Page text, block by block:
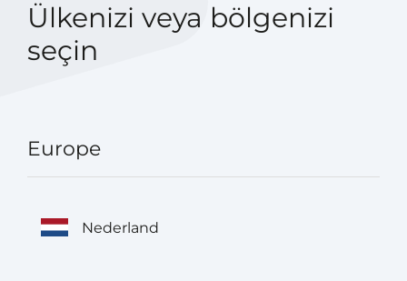
Ülkenizi veya bölgenizi
seçin
Europe
Nederland